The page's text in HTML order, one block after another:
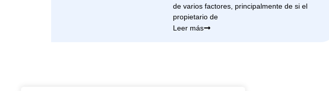
de varios factores, principalmente de si el
propietario de
Leer más